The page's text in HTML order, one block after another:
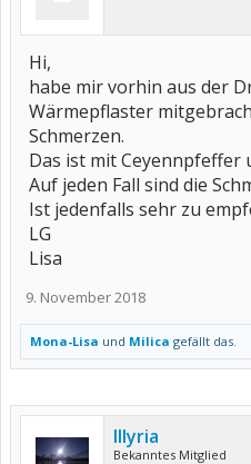
Hi,
habe mir vorhin aus der
Wärmepflaster
Schmerzen.
Das ist mit
Auf jeden Fall sind die
Ist jedenfalls sehr zu
LG
Lisa
9. November 2018
Mona-Lisa und Milica gefällt das.
Illyria
Bekanntes Mitglied